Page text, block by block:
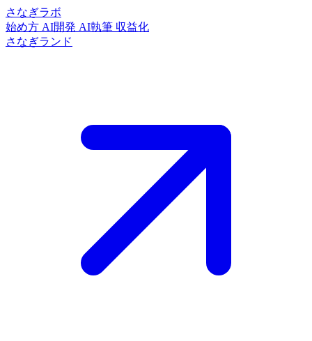
さなぎラボ
始め方 AI開発 AI執筆 収益化
さなぎランド